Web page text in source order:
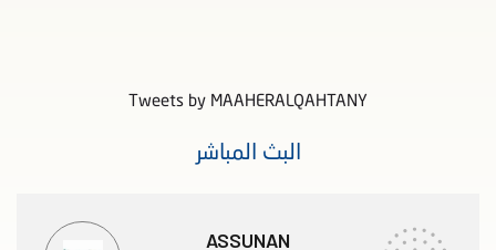
Tweets by MAAHERALQAHTANY
البث المباشر